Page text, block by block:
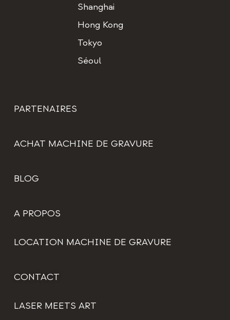
Shanghai
Hong Kong
Tokyo
Séoul
PARTENAIRES
ACHAT MACHINE DE GRAVURE
BLOG
A PROPOS
LOCATION MACHINE DE GRAVURE
CONTACT
LASER MEETS ART